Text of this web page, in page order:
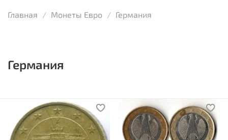
Главная Монеты Евро Германия
Германия